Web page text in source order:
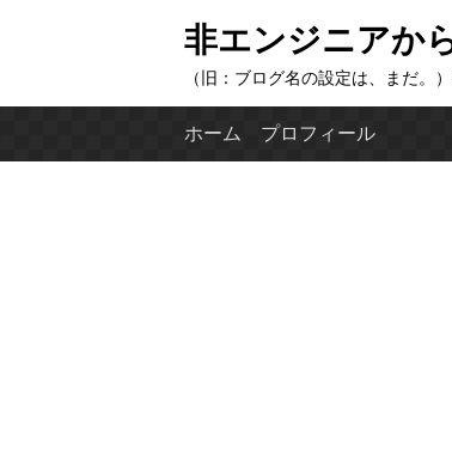
コ
ン
テ
ツ
非エンジニアか
（旧：ブログ名の設定は、まだ。
ホーム プロフィール